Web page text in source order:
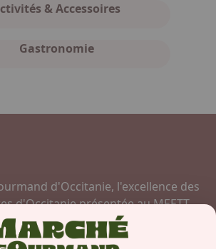
& Accessoires
Gastronomie
d'Occitanie, l'excellence des
d'Occitanie présentée au MEETT,
Centre de Conventions et Congrès de